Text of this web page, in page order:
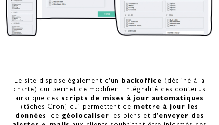
Le site dispose également d'un backoffice (décliné à la
charte) qui permet de modifier l'intégralité des contenus
ainsi que des scripts de mises à jour automatiques
(tâches Cron) qui permettent de mettre à jour les
données , de géolocaliser les biens et d' envoyer des